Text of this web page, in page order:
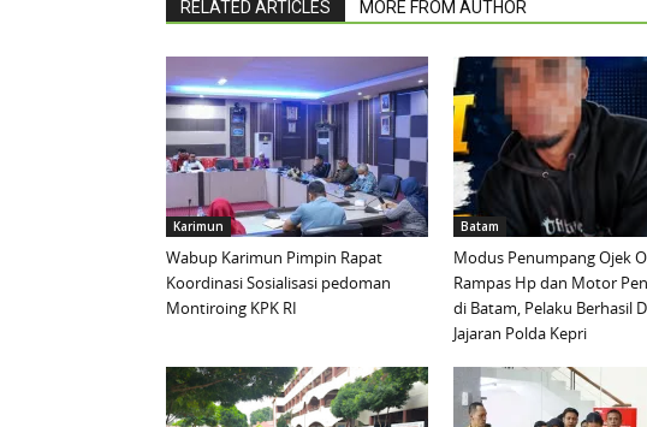
RELATED ARTICLES MORE FROM AUTHOR
Karimun
Wabup Karimun Pimpin Rapat
Koordinasi Sosialisasi pedoman
Montiroing KPK RI
Batam
Modus Penumpang Ojek
Rampas Hp dan Motor
di Batam, Pelaku Berhasil
Jajaran Polda Kepri